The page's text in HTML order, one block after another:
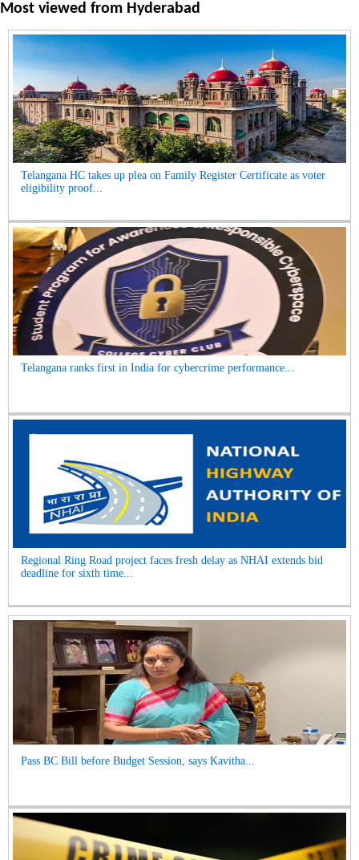
Most viewed from Hyderabad
Telangana HC takes up plea on Family Register Certificate as voter
eligibility proof...
Telangana ranks first in India for cybercrime performance...
Regional Ring Road project faces fresh delay as NHAI extends bid
deadline for sixth time...
Pass BC Bill before Budget Session, says Kavitha...